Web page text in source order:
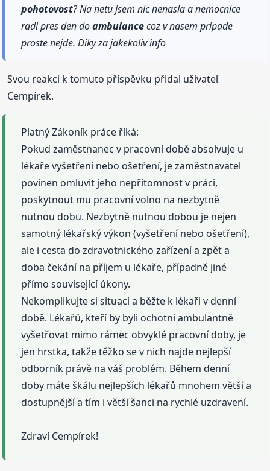
pohotovost? Na netu jsem nic nenasla a nemocnice
radi pres den doambulancecoz v nasem pripade
proste nejde. Diky za jakekoliv info
Svou reakci k tomuto příspěvku přidal uživatel
Cempírek.
Platný Zákoník práce říká:
Pokud zaměstnanec v pracovní době absolvuje u
lékaře vyšetření nebo ošetření, je zaměstnavatel
povinen omluvit jeho nepřítomnost v práci,
poskytnout mu pracovní volno na nezbytně
nutnou dobu. Nezbytně nutnou dobou je nejen
samotný lékařský výkon (vyšetření nebo ošetření),
ale i cesta do zdravotnického zařízení a zpět a
doba čekání na příjem u lékaře, případně jiné
přímo související úkony.
Nekomplikujte si situaci a běžte k lékaři v denní
době. Lékařů, kteří by byli ochotni ambulantně
vyšetřovat mimo rámec obvyklé pracovní doby, je
jen hrstka, takže těžko se v nich najde nejlepší
odborník právě na váš problém. Během denní
doby máte škálu nejlepších lékařů mnohem větší a
dostupnější a tím i větší šanci na rychlé uzdravení.
Zdraví Cempírek!